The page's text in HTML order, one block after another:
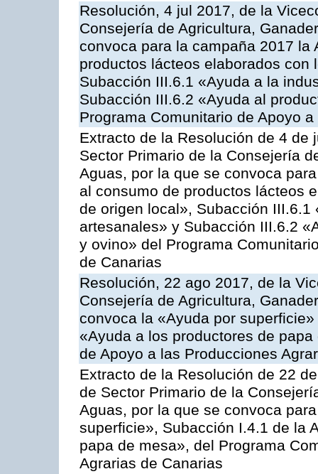
Resolución, 4 jul 2017, de la
Consejería de Agricultura,
convoca para la campaña 2017
productos lácteos elaborados
Subacción III.6.1 «Ayuda a la
Subacción III.6.2 «Ayuda al
Programa Comunitario de Apoyo
Extracto de la Resolución de 4
Sector Primario de la Consejería
Aguas, por la que se convoca
al consumo de productos lácteos
de origen local», Subacción
artesanales» y Subacción III.6.2
y ovino» del Programa
de Canarias
Resolución, 22 ago 2017, de la
Consejería de Agricultura,
convoca la «Ayuda por
«Ayuda a los productores de
de Apoyo a las Producciones
Extracto de la Resolución de 22
de Sector Primario de la
Aguas, por la que se convoca
superficie», Subacción I.4.1 de la
papa de mesa», del Programa
Agrarias de Canarias